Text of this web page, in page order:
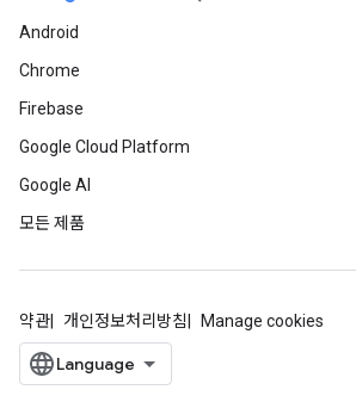
Android
Chrome
Firebase
Google Cloud Platform
Google AI
모든 제품
약관 개인정보처리방침 Manage cookies